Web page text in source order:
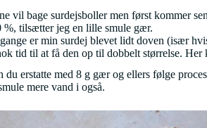
vil bage surdejsboller men først kommer
tilsætter jeg en lille smule gær.
er min surdej blevet lidt doven (især
tid til at få den op til dobbelt størrelse.
du erstatte med 8 g gær og ellers følge
mere vand i også.